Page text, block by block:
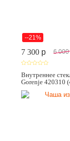
--21%
7 300 p 6 000
Внутреннее
Gorenje 420310